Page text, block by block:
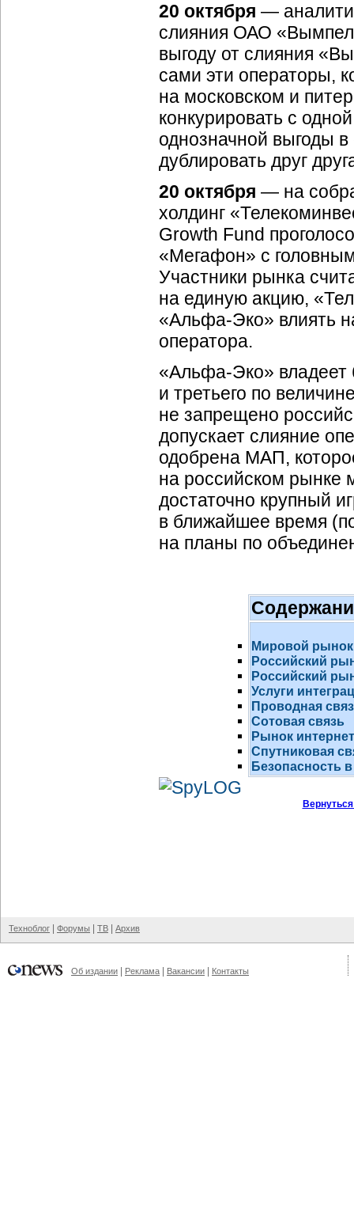
20 октября —
слияния ОАО
выгоду от слияния
сами эти операторы,
на московском и
конкурировать с
однозначной выгоды
дублировать друг
20 октября — на
холдинг
Growth Fund
«Мегафон» с
Участники рынка
на единую акцию,
«Альфа-Эко» влиять
оператора.
«Альфа-Эко»
и третьего по
не запрещено
допускает слияние
одобрена МАП,
на российском рынке
достаточно крупный
в ближайшее время
на планы по
Мировой рынок
Российский
Российский
Услуги
Проводная
Сотовая связь
Рынок
Спутниковая
Безопасность
Техноблог Форумы ТВ Архив
Об издании Реклама Вакансии Контакты